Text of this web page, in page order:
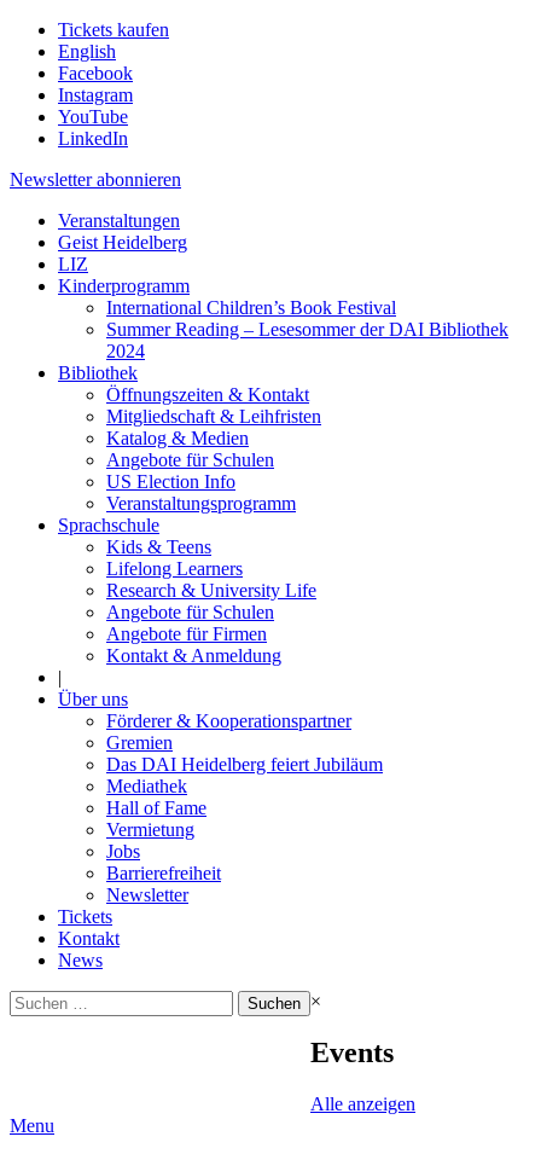
Tickets kaufen
English
Facebook
Instagram
YouTube
LinkedIn
Newsletter abonnieren
Veranstaltungen
Geist Heidelberg
LIZ
Kinderprogramm
International Children’s Book Festival
Summer Reading – Lesesommer der DAI Bibliothek
2024
Bibliothek
Öffnungszeiten & Kontakt
Mitgliedschaft & Leihfristen
Katalog & Medien
Angebote für Schulen
US Election Info
Veranstaltungsprogramm
Sprachschule
Kids & Teens
Lifelong Learners
Research & University Life
Angebote für Schulen
Angebote für Firmen
Kontakt & Anmeldung
|
Über uns
Förderer & Kooperationspartner
Gremien
Das DAI Heidelberg feiert Jubiläum
Mediathek
Hall of Fame
Vermietung
Jobs
Barrierefreiheit
Newsletter
Tickets
Kontakt
News
Suchen
nach:
×
Events
Alle anzeigen
Menu